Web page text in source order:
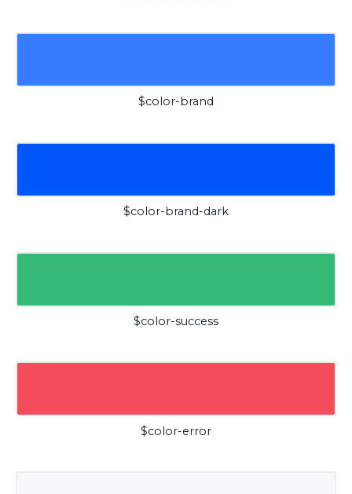
$color-brand
$color-brand-dark
$color-success
$color-error